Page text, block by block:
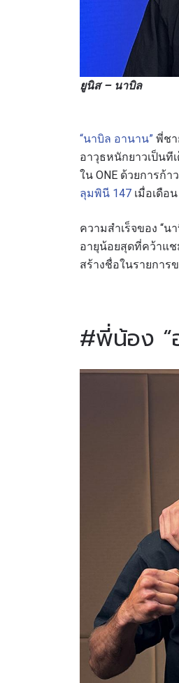
ยูนิส – นาบิล
“นาบิล อานาน” พี่ชา
อาวุธหนักยาวเป็นที
ใน ONE ด้วยการก้
ลุมพินี 147 เมื่อเดือ
ความสำเร็จของ “น
อายุน้อยสุดที่คว้าแช
สร้างชื่อในรายการ
#พี่น้อง “